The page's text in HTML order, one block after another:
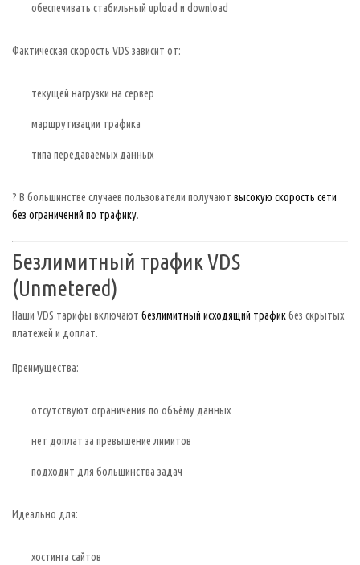
обеспечивать стабильный upload и download
Фактическая скорость VDS зависит от:
текущей нагрузки на сервер
маршрутизации трафика
типа передаваемых данных
? В большинстве случаев пользователи получают высокую скорость сети
без ограничений по трафику.
Безлимитный трафик VDS
(Unmetered)
Наши VDS тарифы включают безлимитный исходящий трафикбез скрытых
платежей и доплат.
Преимущества:
отсутствуют ограничения по объёму данных
нет доплат за превышение лимитов
подходит для большинства задач
Идеально для:
хостинга сайтов